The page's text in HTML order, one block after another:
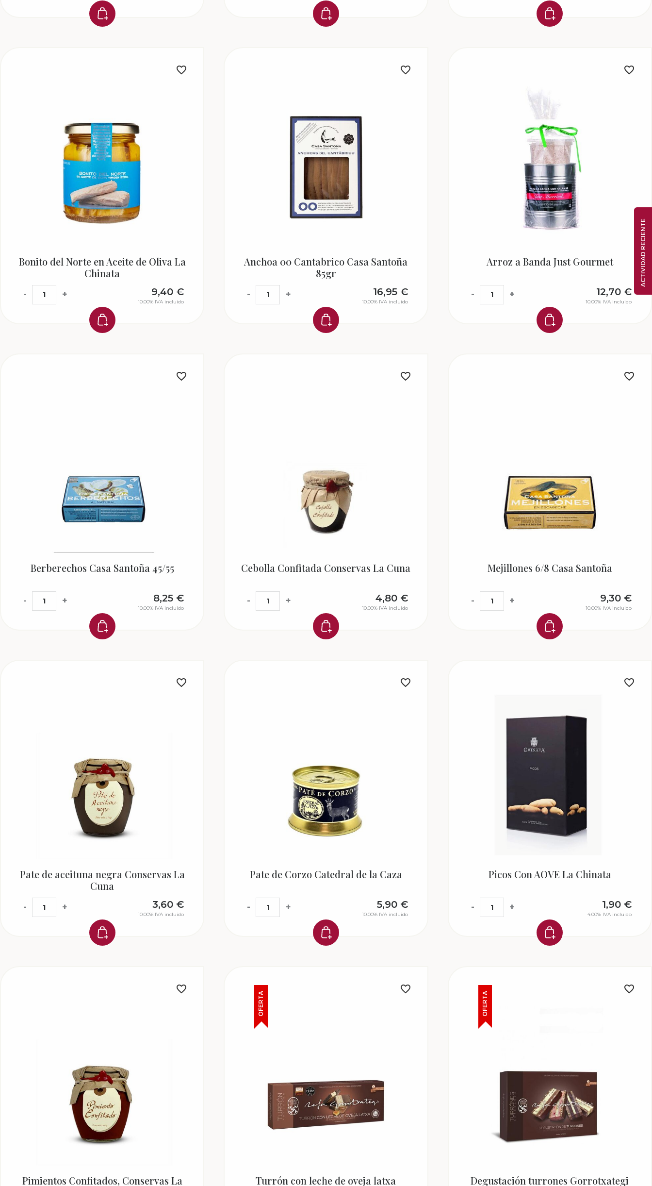
ACTIVIDAD RECIENTE
Bonito del Norte en Aceite de Oliva La
Chinata
9,40 €
10.00% IVA incluido
- +
Anchoa 00 Cantabrico Casa Santoña
85gr
16,95 €
10.00% IVA incluido
- +
Arroz a Banda Just Gourmet
12,70 €
10.00% IVA incluido
- +
Berberechos Casa Santoña 45/55
8,25 €
10.00% IVA incluido
- +
Cebolla Confitada Conservas La Cuna
4,80 €
10.00% IVA incluido
- +
Mejillones 6/8 Casa Santoña
9,30 €
10.00% IVA incluido
- +
Pate de aceituna negra Conservas La
Cuna
3,60 €
10.00% IVA incluido
- +
Pate de Corzo Catedral de la Caza
5,90 €
10.00% IVA incluido
- +
Picos Con AOVE La Chinata
1,90 €
4.00% IVA incluido
- +
Pimientos Confitados, Conservas La
OFERTA
Turrón con leche de oveja latxa
OFERTA
Degustación turrones Gorrotxategi